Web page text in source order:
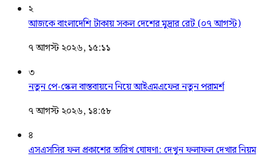
২
আজকে বাংলাদেশি টাকায় সকল দেশের মুদ্রার রেট (০৭ আগস্ট)
৭ আগস্ট ২০২৬, ১৫:১১
৩
নতুন পে-স্কেল বাস্তবায়নে নিয়ে আইএমএফের নতুন পরামর্শ
৭ আগস্ট ২০২৬, ১৪:৫৮
৪
এসএসসির ফল প্রকাশের তারিখ ঘোষণা: দেখুন ফলাফল দেখার নিয়ম